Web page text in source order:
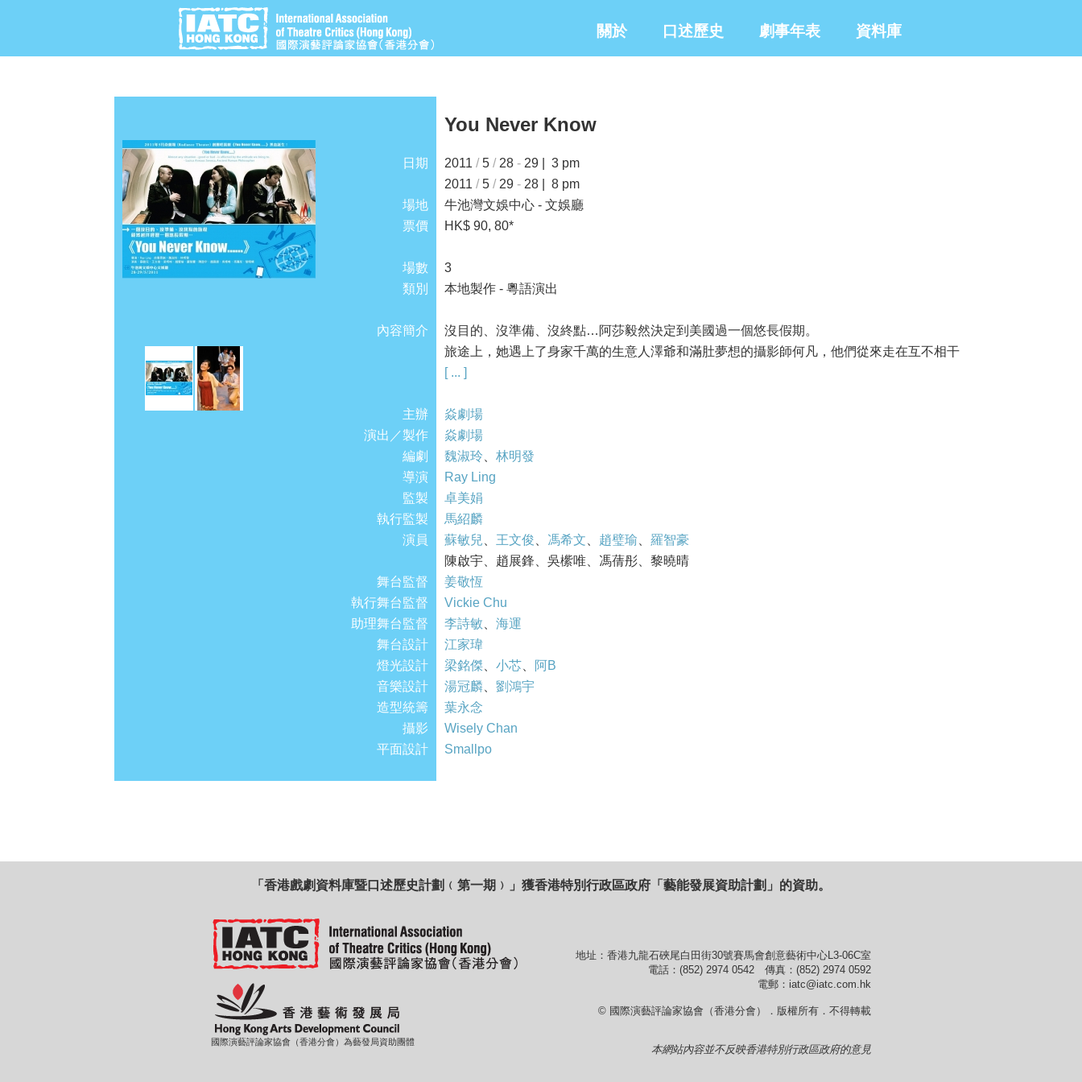
關於 口述歷史 劇事年表 資料庫
You Never Know
日期 2011 /5 /28 - 29 | 3 pm
2011 /5 /29 - 28 | 8 pm
場地
牛池灣文娛中心 - 文娛廳
票價
HK$ 90, 80*
場數
3
類別
本地製作 - 粵語演出
內容簡介
沒目的、沒準備、沒終點…阿莎毅然決定到美國過一個悠長假期。
旅途上，她遇上了身家千萬的生意人澤爺和滿肚夢想的攝影師何凡，他們從來走在互不相干
的人生跑道，旅程中共同的經歷卻微妙又深刻難忘。原來，他們之間存在的關係毫不簡單！
究竟一念之間要到美國的主意對阿莎的生命會有著什麼重大的變化？
[ ... ]
主辦
焱劇場
演出／製作
焱劇場
編劇
魏淑玲
林明發
導演
Ray Ling
監製
卓美娟
執行監製
馬紹麟
演員
蘇敏兒 王文俊 馮希文 趙璧瑜
羅智豪
陳啟宇、趙展鋒、吳橴唯、馮蒨彤、黎曉晴
舞台監督
姜敬恆
執行舞台監督
Vickie Chu
助理舞台監督
李詩敏
海運
舞台設計
江家瑋
燈光設計
梁銘傑 小芯
阿B
音樂設計
湯冠麟
劉鴻宇
造型統籌
葉永念
攝影
Wisely Chan
平面設計
Smallpo
「香港戲劇資料庫暨口述歷史計劃﹙第一期﹚」獲香港特別行政區政府「藝能發展資助計劃」的資助。
國際演藝評論家協會（香港分會）為藝發局資助團體
地址：香港九龍石硤尾白田街30號賽馬會創意藝術中心L3-06C室
電話：(852) 2974 0542 傳真：(852) 2974 0592
電郵：iatc@iatc.com.hk
© 國際演藝評論家協會（香港分會）．版權所有．不得轉載
本網站內容並不反映香港特別行政區政府的意見